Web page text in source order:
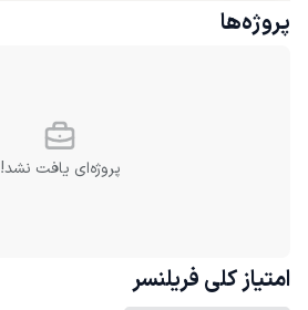
پروژه‌ها
پروژه‌ای یافت نشد!
امتیاز کلی فریلنسر